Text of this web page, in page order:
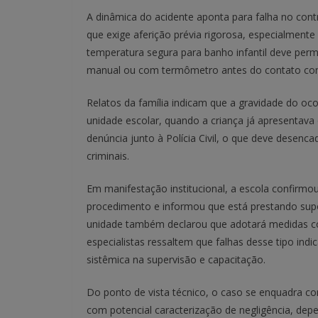
A dinâmica do acidente aponta para falha no
que exige aferição prévia rigorosa,
temperatura segura para banho infantil deve
manual ou com termômetro antes do contato
Relatos da família indicam que a gravidade do
unidade escolar, quando a criança já
denúncia junto à Polícia Civil, o que deve
criminais.
Em manifestação institucional, a escola
procedimento e informou que está prestando
unidade também declarou que adotará medidas
especialistas ressaltem que falhas desse tipo
sistêmica na supervisão e capacitação.
Do ponto de vista técnico, o caso se enquadra
com potencial caracterização de negligência,